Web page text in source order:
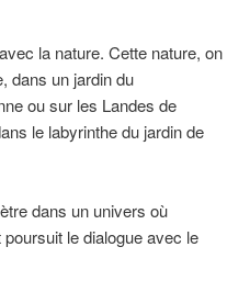
la nature. Cette nature, on
dans un jardin du
ou sur les Landes de
le labyrinthe du jardin de
dans un univers où
le dialogue avec le